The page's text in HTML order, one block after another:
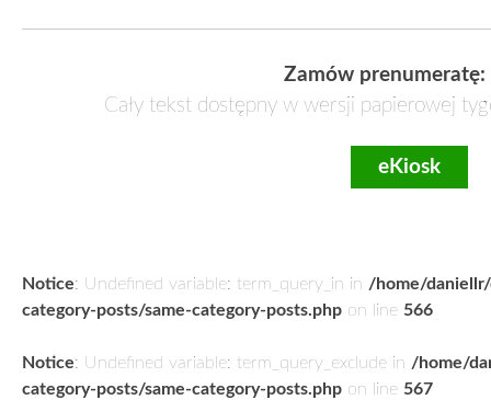
Zamów prenumeratę:
Cały tekst dostępny w wersji papierowej
eKiosk
Notice: Undefined variable: term_query_in in /home/
category-posts/same-category-posts.php on line 566
Notice: Undefined variable: term_query_exclude in /home/
category-posts/same-category-posts.php on line 567